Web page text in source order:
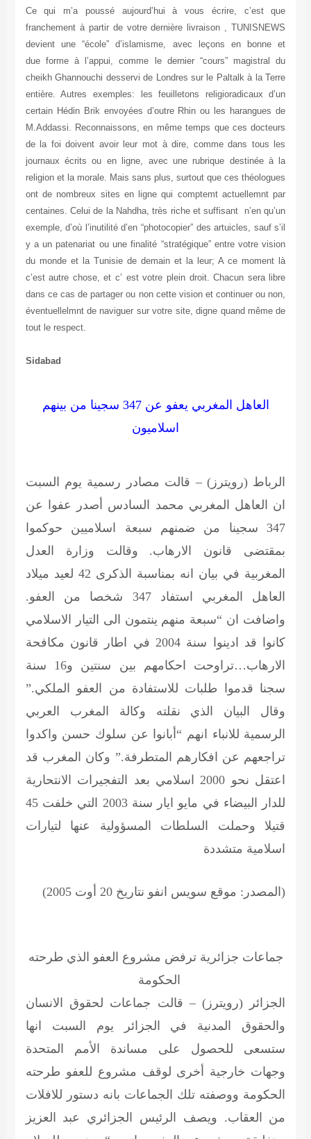
Ce qui m’a poussé aujourd’hui à vous écrire, c’est que
franchement à partir de votre dernière livraison , TUNISNEWS
devient une “école” d’islamisme, avec leçons en bonne et
due forme à l’appui, comme le dernier “cours” magistral du
cheikh Ghannouchi desservi de Londres sur le Paltalk à la Terre
entière. Autres exemples: les feuilletons religioradicaux d’un
certain Hédin Brik envoyées d’outre Rhin ou les harangues de
M.Addassi. Reconnaissons, en même temps que ces docteurs
de la foi doivent avoir leur mot à dire, comme dans tous les
journaux écrits ou en ligne, avec une rubrique destinée à la
religion et la morale. Mais sans plus, surtout que ces théologues
ont de nombreux sites en ligne qui comptemt actuellemnt par
centaines. Celui de la Nahdha, très riche et suffisant n’en qu’un
exemple, d’où l’inutilité d’en “photocopier” des artuicles, sauf s’il
y a un patenariat ou une finalité “stratégique” entre votre vision
du monde et la Tunisie de demain et la leur; A ce moment là
c’est autre chose, et c’ est votre plein droit. Chacun sera libre
dans ce cas de partager ou non cette vision et continuer ou non,
éventuellelmnt de naviguer sur votre site, digne quand même de
tout le respect.
Sidabad
العاهل المغربي يعفو عن 347 سجينا من بينهم
اسلاميون
الرباط (رويترز) – قالت مصادر رسمية يوم السبت
ان العاهل المغربي محمد السادس أصدر عفوا عن
347 سجينا من ضمنهم سبعة اسلاميين حوكموا
بمقتضى قانون الارهاب. وقالت وزارة العدل
المغربية في بيان انه بمناسبة الذكرى 42 لعيد ميلاد
العاهل المغربي استفاد 347 شخصا من العفو.
واضافت ان “سبعة منهم ينتمون الى التيار الاسلامي
كانوا قد ادينوا سنة 2004 في اطار قانون مكافحة
الارهاب…تراوحت احكامهم بين سنتين و16 سنة
سجنا قدموا طلبات للاستفادة من العفو الملكي.”
وقال البيان الذي نقلته وكالة المغرب العربي
الرسمية للانباء انهم “أبانوا عن سلوك حسن واكدوا
تراجعهم عن افكارهم المتطرفة.” وكان المغرب قد
اعتقل نحو 2000 اسلامي بعد التفجيرات الانتحارية
للدار البيضاء في مايو ايار سنة 2003 التي خلفت 45
قتيلا وحملت السلطات المسؤولية عنها لتيارات
اسلامية متشددة
(المصدر: موقع سويس انفو نتاريخ 20 أوت 2005)
جماعات جزائرية ترفض مشروع العفو الذي طرحته
الحكومة
الجزائر (رويترز) – قالت جماعات لحقوق الانسان
والحقوق المدنية في الجزائر يوم السبت انها
ستسعى للحصول على مساندة الأمم المتحدة
وجهات خارجية أخرى لوقف مشروع للعفو طرحته
الحكومة ووصفته تلك الجماعات بانه دستور للافلات
من العقاب. ويصف الرئيس الجزائري عبد العزيز